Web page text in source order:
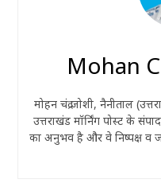
Mohan
मोहन चंद्र जोशी, नैनीताल
उत्तराखंड मॉर्निंग पोस्ट के
का अनुभव है और वे निष्पक्ष व